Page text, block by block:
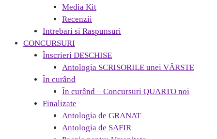
Media Kit
Recenzii
Intrebari si Raspunsuri
CONCURSURI
Înscrieri DESCHISE
Antologia SCRISORILE unei VÂRSTE
În curând
În curând – Concursuri QUARTO noi
Finalizate
Antologia de GRANAT
Antologia de SAFIR